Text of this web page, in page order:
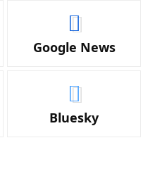
Google News
Bluesky